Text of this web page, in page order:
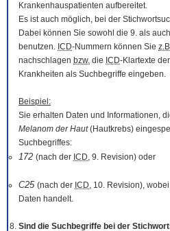
Krankenhauspatienten aufbereitet.
Es ist auch möglich, bei der
Dabei können Sie sowohl die 9. als
benutzen. ICD-Nummern können Sie
nachschlagen bzw. die ICD-Klartexte
Krankheiten als Suchbegriffe eingeben.
Beispiel:
Sie erhalten Daten und Informationen,
Melanom der Haut(Hautkrebs)
Suchbegriffes:
172 (nach der ICD, 9. Revision) oder
C25 (nach der ICD, 10. Revision),
Daten handelt.
Sind die Suchbegriffe bei der